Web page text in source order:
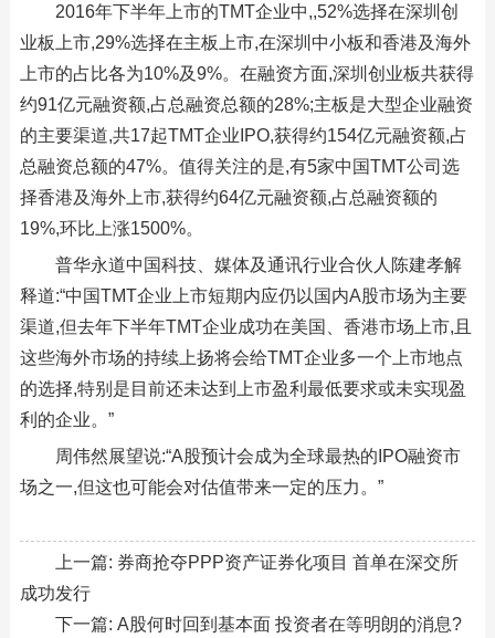
2016年下半年上市的TMT企业中,,52%选择在深圳创
业板上市,29%选择在主板上市,在深圳中小板和香港及海外
上市的占比各为10%及9%。在融资方面,深圳创业板共获得
约91亿元融资额,占总融资总额的28%;主板是大型企业融资
的主要渠道,共17起TMT企业IPO,获得约154亿元融资额,占
总融资总额的47%。值得关注的是,有5家中国TMT公司选
择香港及海外上市,获得约64亿元融资额,占总融资额的
19%,环比上涨1500%。
普华永道中国科技、媒体及通讯行业合伙人陈建孝解
释道:“中国TMT企业上市短期内应仍以国内A股市场为主要
渠道,但去年下半年TMT企业成功在美国、香港市场上市,且
这些海外市场的持续上扬将会给TMT企业多一个上市地点
的选择,特别是目前还未达到上市盈利最低要求或未实现盈
利的企业。”
周伟然展望说:“A股预计会成为全球最热的IPO融资市
场之一,但这也可能会对估值带来一定的压力。”
上一篇: 券商抢夺PPP资产证券化项目 首单在深交所
成功发行
下一篇: A股何时回到基本面 投资者在等明朗的消息?